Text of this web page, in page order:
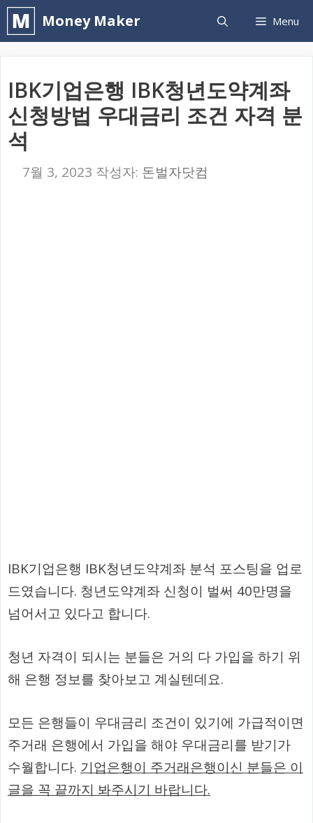
컨
텐
건
너
뛰
Money Maker Menu
IBK기업은행 IBK청년도약계좌
신청방법 우대금리 조건 자격 분
석
7월 3, 2023 작성자: 돈벌자닷컴
IBK기업은행 IBK청년도약계좌 분석 포스팅을 업로
드였습니다. 청년도약계좌 신청이 벌써 40만명을
넘어서고 있다고 합니다.
청년 자격이 되시는 분들은 거의 다 가입을 하기 위
해 은행 정보를 찾아보고 계실텐데요.
모든 은행들이 우대금리 조건이 있기에 가급적이면
주거래 은행에서 가입을 해야 우대금리를 받기가
수월합니다. 기업은행이 주거래은행이신 분들은 이
글을 꼭 끝까지 봐주시기 바랍니다.